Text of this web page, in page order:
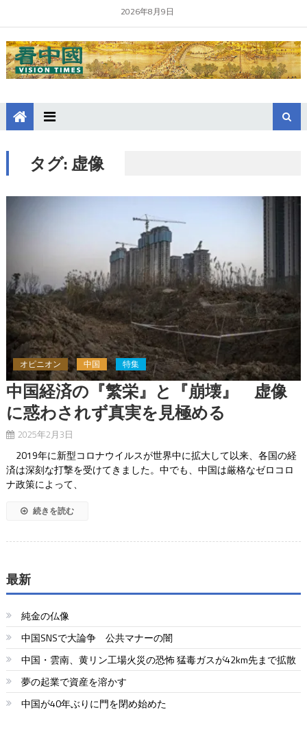
2026年8月9日
タグ:虚像
オピニオン 中国 特集
中国経済の『繁栄』と『崩壊』 虚像
に惑わされず真実を見極める
2025年2月3日
2019年に新型コロナウイルスが世界中に拡大して以来、各国の経
済は深刻な打撃を受けてきました。中でも、中国は厳格なゼロコロ
ナ政策によって、
続きを読む
最新
純金の仏像
中国SNSで大論争 公共マナーの闇
中国・雲南、黄リン工場火災の恐怖 猛毒ガスが42km先まで拡散
夢の起業で資産を溶かす
中国が40年ぶりに門を閉め始めた